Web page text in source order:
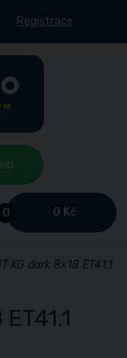
Registrace
0 0 Kč
KG dark 8x18 ET41.1